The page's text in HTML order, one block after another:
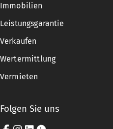
Immobilien
Leistungsgarantie
Verkaufen
Wertermittlung
Vermieten
Folgen Sie uns